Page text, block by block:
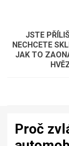
JSTE
NECHCETE
JAK TO
Proč